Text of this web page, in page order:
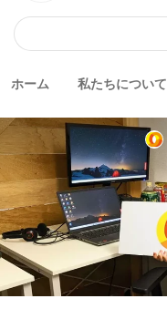
ホーム 私たちについて